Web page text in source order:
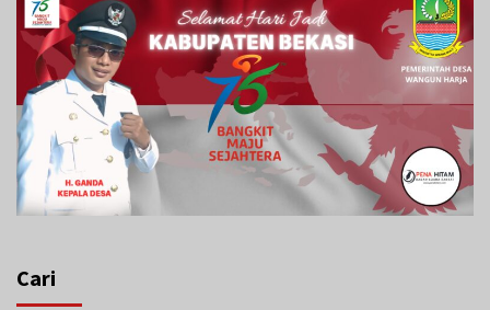
Cari